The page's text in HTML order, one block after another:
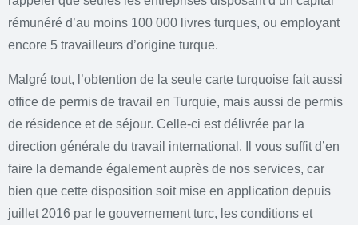
rémunéré d’au moins 100 000 livres turques, ou employant
encore 5 travailleurs d’origine turque.
Malgré tout, l’obtention de la seule carte turquoise fait aussi
office de permis de travail en Turquie, mais aussi de permis
de résidence et de séjour. Celle-ci est délivrée par la
direction générale du travail international. Il vous suffit d’en
faire la demande également auprès de nos services, car
bien que cette disposition soit mise en application depuis
juillet 2016 par le gouvernement turc, les conditions et